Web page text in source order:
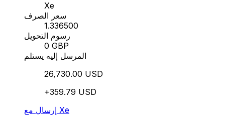
Xe
سعر الصرف
1.336500
رسوم التحويل
0 GBP
المرسل إليه يستلم
26,730.00 USD
+359.79 USD
إرسال مع Xe